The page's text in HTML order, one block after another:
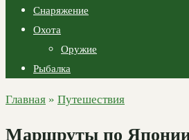
Снаряжение
Охота
Оружие
Рыбалка
Главная » Путешествия
Маршруты по